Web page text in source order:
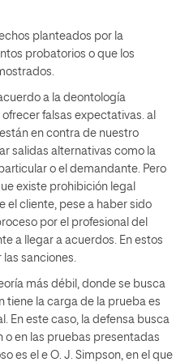
planteados por la
probatorios o que los
a la deontología
falsas expectativas. al
en contra de nuestro
salidas alternativas como la
o el demandante. Pero
existe prohibición legal
el cliente, pese a haber sido
por el profesional del
a llegar a acuerdos. En estos
sanciones.
más débil, donde se busca
tiene la carga de la prueba es
En este caso, la defensa busca
o en las pruebas presentadas
es el e O. J. Simpson, en el que